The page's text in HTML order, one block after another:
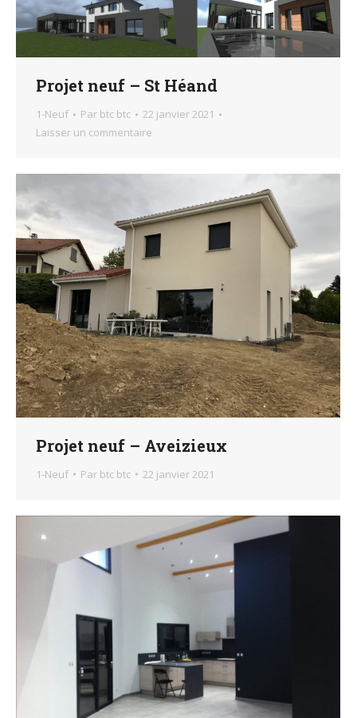
Projet neuf – St Héand
1-Neuf Par btc btc
22 janvier 2021
Laisser un commentaire
Projet neuf – Aveizieux
1-Neuf Par btc btc 22 janvier 2021